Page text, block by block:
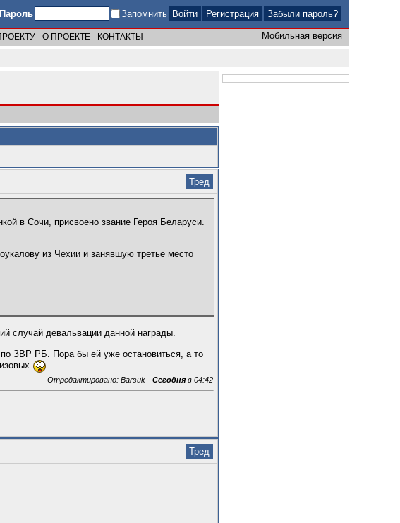
Пароль Запомнить Регистрация Забыли пароль?
О ПРОЕКТЕ КОНТАКТЫ Мобильная версия
Тред
в Сочи, присвоено звание Героя Беларуси.
из Чехии и занявшую третье место
случай девальвации данной награды.
по ЗВР РБ. Пора бы ей уже остановиться, а то
Отредактировано: Barsuk - Сегодняв 04:42
Тред